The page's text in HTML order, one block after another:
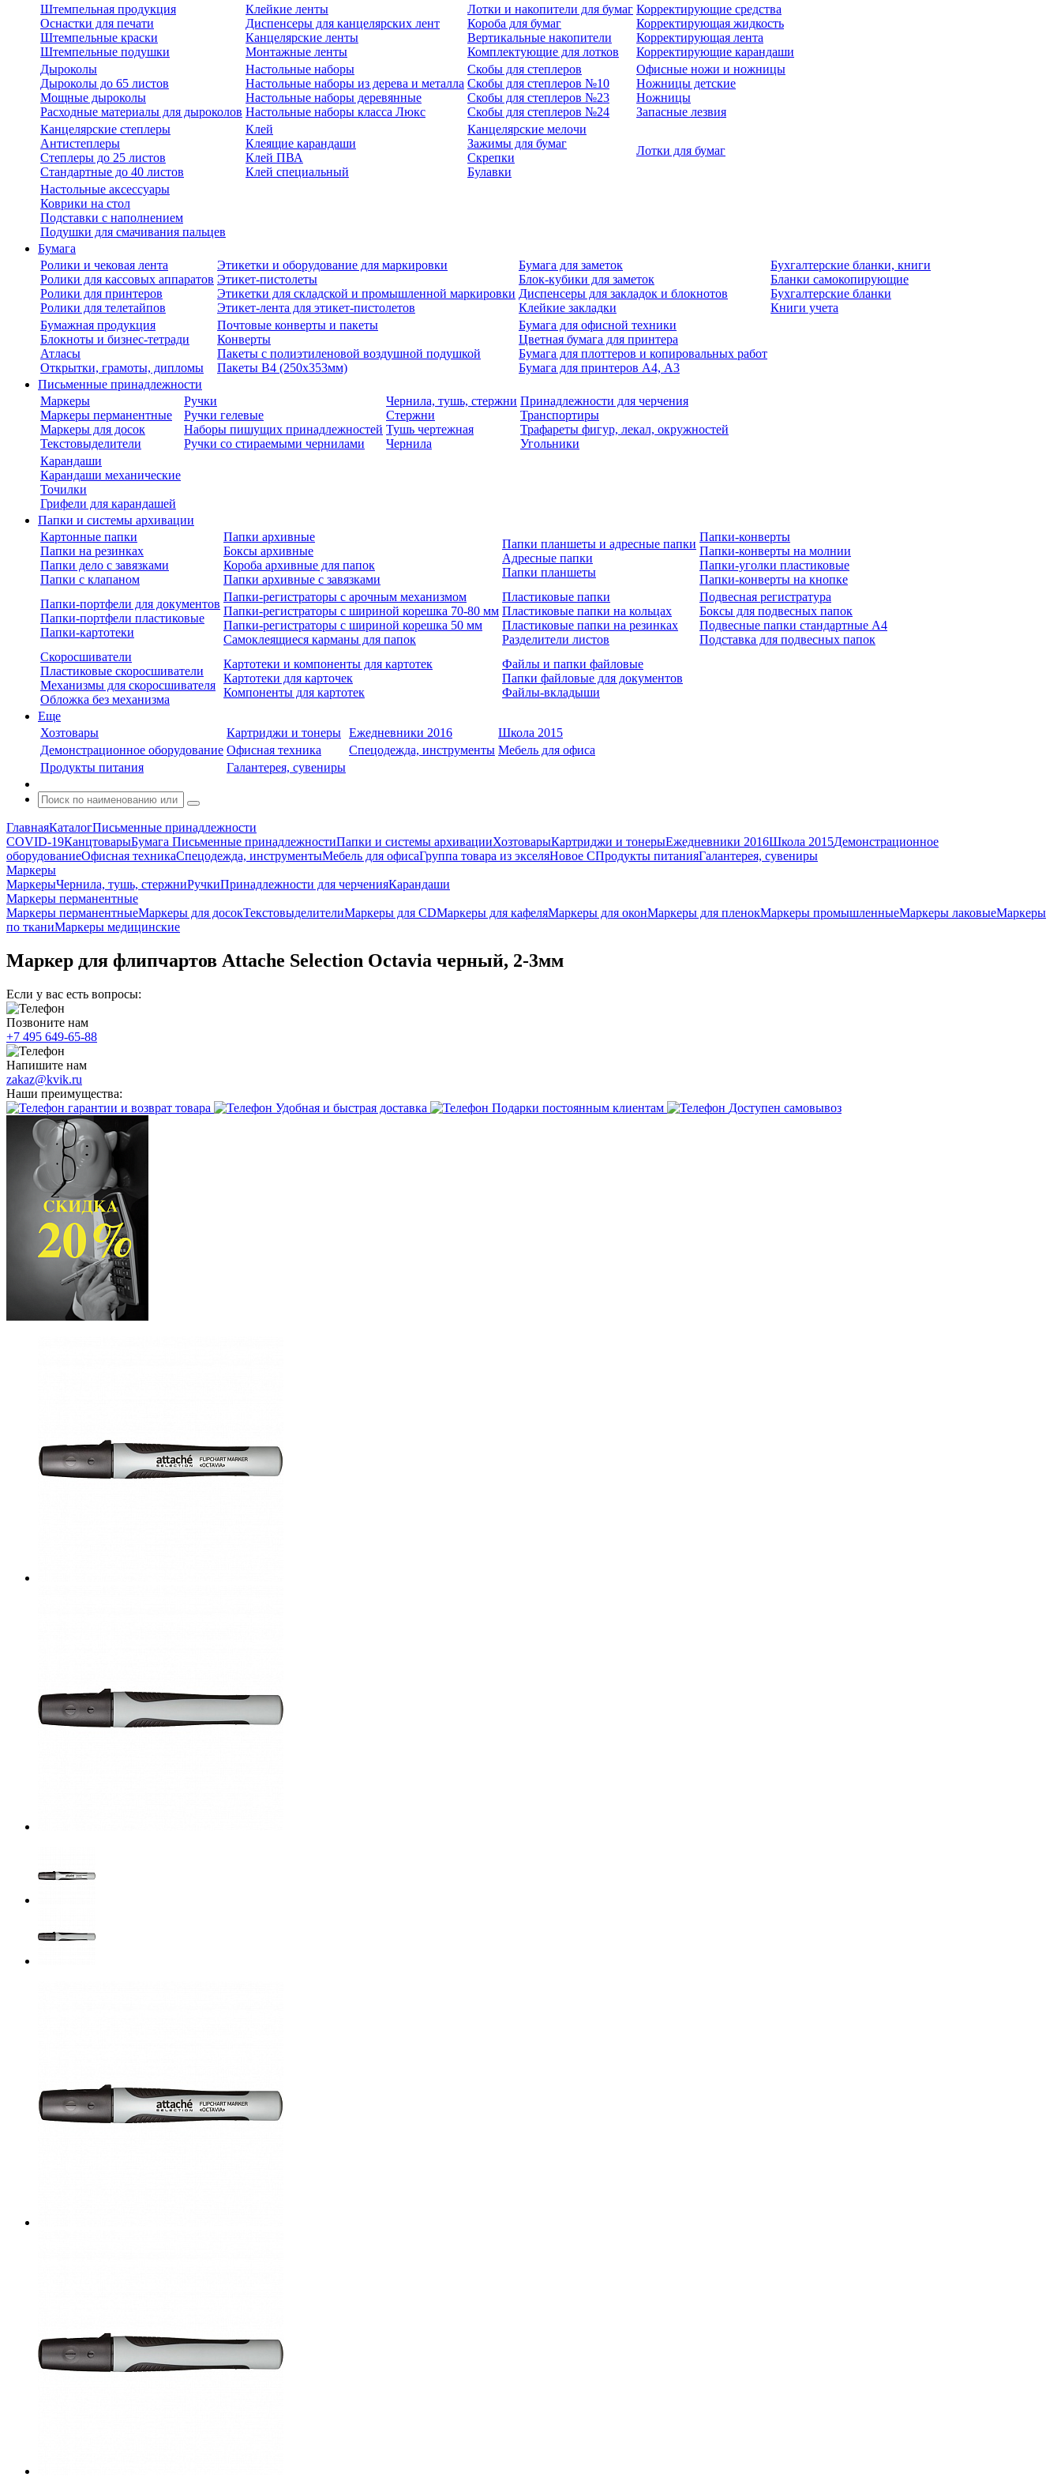
Штемпельная продукция
Оснастки для печати
Штемпельные краски
Штемпельные подушки
Клейкие ленты
Диспенсеры для канцелярских лент
Канцелярские ленты
Монтажные ленты
Лотки и накопители для бумаг
Короба для бумаг
Вертикальные накопители
Комплектующие для лотков
Корректирующие средства
Корректирующая жидкость
Корректирующая лента
Корректирующие карандаши
Дыроколы
Дыроколы до 65 листов
Мощные дыроколы
Расходные материалы для дыроколов
Настольные наборы
Настольные наборы из дерева и металла
Настольные наборы деревянные
Настольные наборы класса Люкс
Скобы для степлеров
Скобы для степлеров №10
Скобы для степлеров №23
Скобы для степлеров №24
Офисные ножи и ножницы
Ножницы детские
Ножницы
Запасные лезвия
Канцелярские степлеры
Антистеплеры
Степлеры до 25 листов
Стандартные до 40 листов
Клей
Клеящие карандаши
Клей ПВА
Клей специальный
Канцелярские мелочи
Зажимы для бумаг
Скрепки
Булавки
Лотки для бумаг
Настольные аксессуары
Коврики на стол
Подставки с наполнением
Подушки для смачивания пальцев
Бумага
Ролики и чековая лента
Ролики для кассовых аппаратов
Ролики для принтеров
Ролики для телетайпов
Этикетки и оборудование для маркировки
Этикет-пистолеты
Этикетки для складской и промышленной маркировки
Этикет-лента для этикет-пистолетов
Бумага для заметок
Блок-кубики для заметок
Диспенсеры для закладок и блокнотов
Клейкие закладки
Бухгалтерские бланки, книги
Бланки самокопирующие
Бухгалтерские бланки
Книги учета
Бумажная продукция
Блокноты и бизнес-тетради
Атласы
Открытки, грамоты, дипломы
Почтовые конверты и пакеты
Конверты
Пакеты с полиэтиленовой воздушной подушкой
Пакеты В4 (250х353мм)
Бумага для офисной техники
Цветная бумага для принтера
Бумага для плоттеров и копировальных работ
Бумага для принтеров А4, А3
Письменные принадлежности
Маркеры
Маркеры перманентные
Маркеры для досок
Текстовыделители
Ручки
Ручки гелевые
Наборы пишущих принадлежностей
Ручки со стираемыми чернилами
Чернила, тушь, стержни
Стержни
Тушь чертежная
Чернила
Принадлежности для черчения
Транспортиры
Трафареты фигур, лекал, окружностей
Угольники
Карандаши
Карандаши механические
Точилки
Грифели для карандашей
Папки и системы архивации
Картонные папки
Папки на резинках
Папки дело с завязками
Папки с клапаном
Папки архивные
Боксы архивные
Короба архивные для папок
Папки архивные с завязками
Папки планшеты и адресные папки
Адресные папки
Папки планшеты
Папки-конверты
Папки-конверты на молнии
Папки-уголки пластиковые
Папки-конверты на кнопке
Папки-портфели для документов
Папки-портфели пластиковые
Папки-картотеки
Папки-регистраторы с арочным механизмом
Папки-регистраторы с шириной корешка 70-80 мм
Папки-регистраторы с шириной корешка 50 мм
Самоклеящиеся карманы для папок
Пластиковые папки
Пластиковые папки на кольцах
Пластиковые папки на резинках
Разделители листов
Подвесная регистратура
Боксы для подвесных папок
Подвесные папки стандартные А4
Подставка для подвесных папок
Скоросшиватели
Пластиковые скоросшиватели
Механизмы для скоросшивателя
Обложка без механизма
Картотеки и компоненты для картотек
Картотеки для карточек
Компоненты для картотек
Файлы и папки файловые
Папки файловые для документов
Файлы-вкладыши
Еще
Хозтовары
Картриджи и тонеры Ежедневники 2016
Школа 2015
Демонстрационное оборудование Офисная техника Спецодежда, инструменты Мебель для офиса
Продукты питания
Галантерея, сувениры
ГлавнаяКаталогПисьменные принадлежности
COVID-19КанцтоварыБумага Письменные принадлежностиПапки и системы архивацииХозтоварыКартриджи и тонерыЕжедневники 2016Школа 2015Демонстрационное
оборудованиеОфисная техникаСпецодежда, инструментыМебель для офисаГруппа товара из экселяНовое СПродукты питанияГалантерея, сувениры
Маркеры
МаркерыЧернила, тушь, стержниРучкиПринадлежности для черченияКарандаши
Маркеры перманентные
Маркеры перманентныеМаркеры для досокТекстовыделителиМаркеры для CDМаркеры для кафеляМаркеры для оконМаркеры для пленокМаркеры промышленныеМаркеры лаковыеМаркеры
по тканиМаркеры медицинские
Маркер для флипчартов Attache Selection Octavia черный, 2-3мм
Если у вас есть вопросы:
Позвоните нам
+7 495 649-65-88
Напишите нам
zakaz@kvik.ru
Наши преимущества:
гарантии и возврат товара
Удобная и быстрая доставка Подарки постоянным клиентам Доступен самовывоз